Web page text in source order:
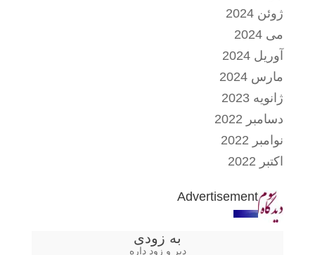
ژوئن 2024
می 2024
آوریل 2024
مارس 2024
ژانویه 2023
دسامبر 2022
نوامبر 2022
اکتبر 2022
Advertisement
به زودی
دیر و زود داره